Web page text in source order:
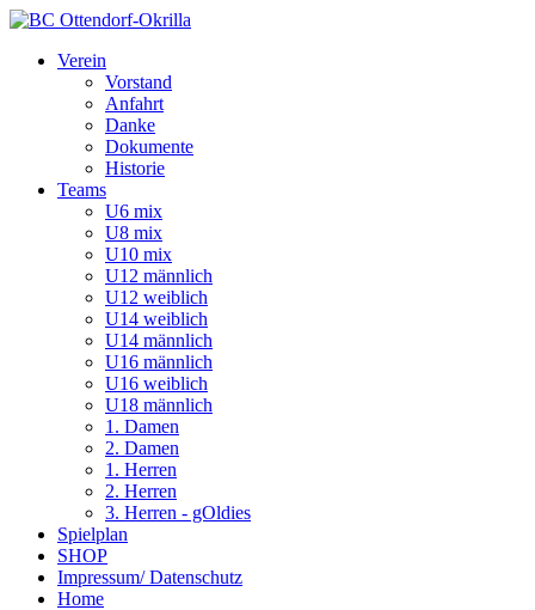
Verein
Vorstand
Anfahrt
Danke
Dokumente
Historie
Teams
U6 mix
U8 mix
U10 mix
U12 männlich
U12 weiblich
U14 weiblich
U14 männlich
U16 männlich
U16 weiblich
U18 männlich
1. Damen
2. Damen
1. Herren
2. Herren
3. Herren - gOldies
Spielplan
SHOP
Impressum/ Datenschutz
Home